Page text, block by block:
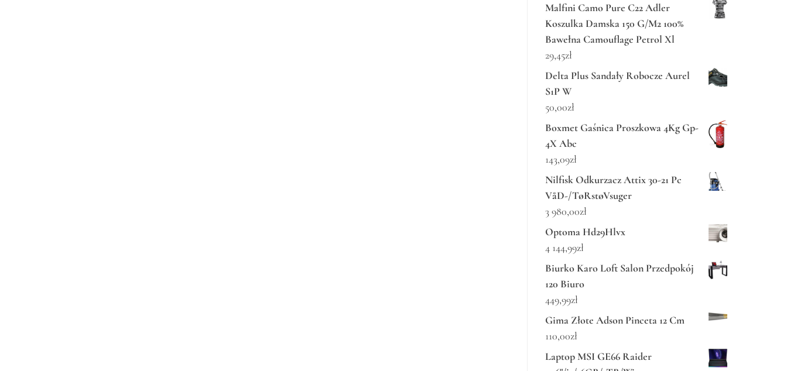
Malfini Camo Pure C22 Adler
Koszulka Damska 150 G/M2 100%
Bawełna Camouflage Petrol Xl
29,45zł
Delta Plus Sandały Robocze Aurel
S1P W
50,00zł
Boxmet Gaśnica Proszkowa 4Kg Gp-
4X Abc
143,09zł
Nilfisk Odkurzacz Attix 30-21 Pc
VåD-/TøRstøVsuger
3 980,00zł
Optoma Hd29Hlvx
4 144,99zł
Biurko Karo Loft Salon Przedpokój
120 Biuro
449,99zł
Gima Złote Adson Pinceta 12 Cm
110,00zł
Laptop MSI GE66 Raider